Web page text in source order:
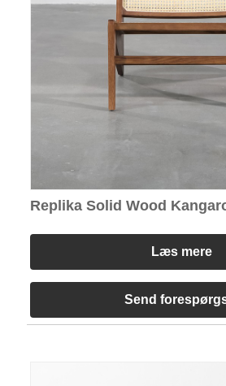
Replika Solid Wood
Læs mere
Send